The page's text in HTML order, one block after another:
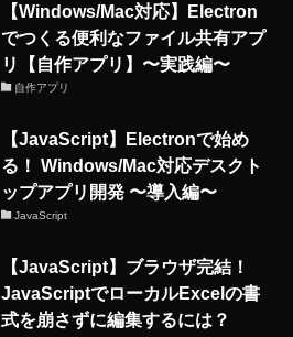
【Windows/Mac対応】Electron
でつくる便利なファイル共有アプ
リ【自作アプリ】〜実践編〜
自作アプリ
【JavaScript】Electronで始め
る！ Windows/Mac対応デスクト
ップアプリ開発 〜導入編〜
JavaScript
【JavaScript】ブラウザ完結！
JavaScriptでローカルExcelの書
式を崩さずに編集するには？